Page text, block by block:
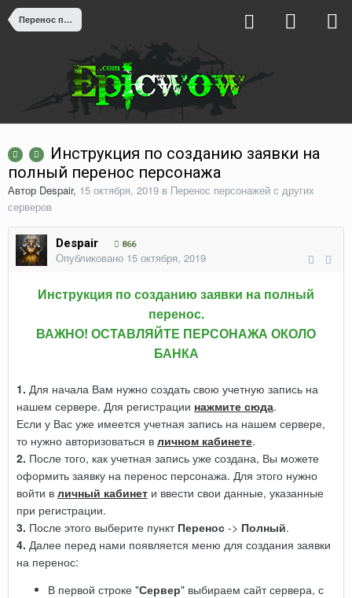
Перенос персонажей с других серверов
Инструкция по созданию заявки на
полный перенос персонажа
Автор Despair, 15 октября, 2019 в Перенос персонажей с других
серверов
Despair 866
Опубликовано 15 октября, 2019
Инструкция по созданию заявки на полный
перенос.
ВАЖНО! ОСТАВЛЯЙТЕ ПЕРСОНАЖА ОКОЛО
БАНКА
1. Для начала Вам нужно создать свою учетную запись на
нашем сервере. Для регистрации нажмите сюда.
Если у Вас уже имеется учетная запись на нашем сервере,
то нужно авторизоваться в личном кабинете.
2. После того, как учетная запись уже создана, Вы можете
оформить заявку на перенос персонажа. Для этого нужно
войти в личный кабинет и ввести свои данные, указанные
при регистрации.
3. После этого выберите пункт Перенос -> Полный.
4. Далее перед нами появляется меню для создания заявки
на перенос:
В первой строке "Сервер" выбираем сайт сервера, с